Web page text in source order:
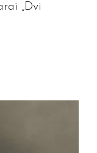
„Dvi